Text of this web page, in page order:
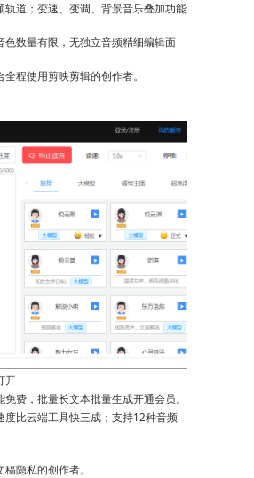
道；变速、变调、背景音乐叠加功能
色数量有限，无独立音频精细编辑面
程使用剪映剪辑的创作者。
开
费，批量长文本批量生成开通会员。
比云端工具快三成；支持12种音频
隐私的创作者。